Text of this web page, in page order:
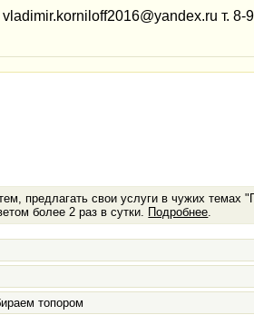
т.
предлагать свои услуги в чужих темах
более 2 раз в сутки. Подробнее.